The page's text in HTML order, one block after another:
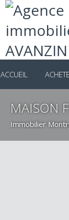
ACCUEIL
MAISON
Immobilier